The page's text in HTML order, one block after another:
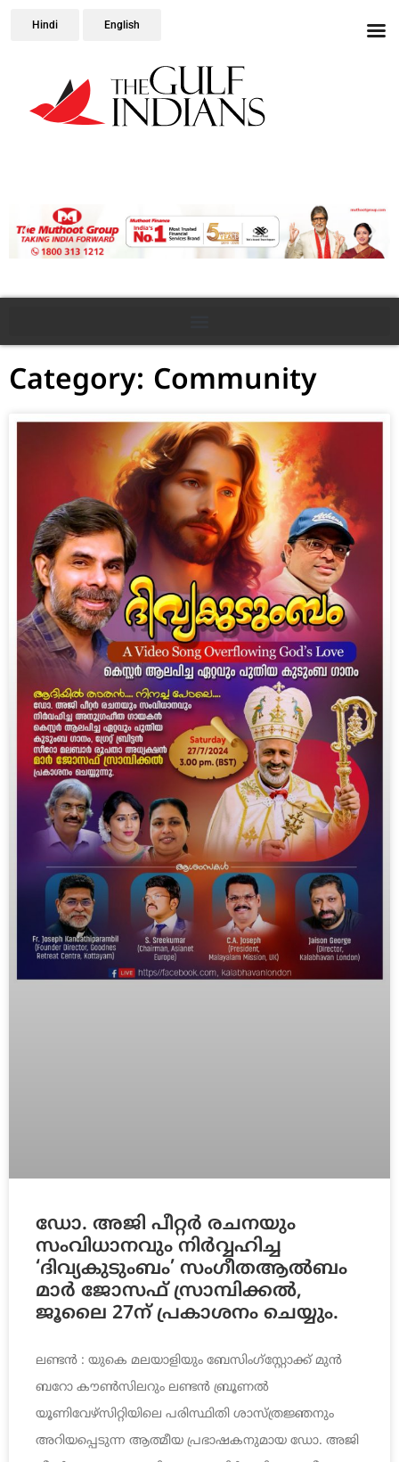
Hindi English
Category: Community
ഡോ. അജി പീറ്റര്‍ രചനയും
സംവിധാനവും നിര്‍വ്വഹിച്ച
‘ദിവ്യകുടുംബം’ സംഗീതആല്‍ബം
മാര്‍ ജോസഫ് സ്രാമ്പിക്കല്‍,
ജൂലൈ 27ന് പ്രകാശനം ചെയ്യും.
ലണ്ടൻ : യുകെ മലയാളിയും ബേസിംഗ്‌സ്റ്റോക്ക് മുന്‍
ബറോ കൗണ്‍സിലറും ലണ്ടന്‍ ബ്രൂണല്‍
യൂണിവേഴ്‌സിറ്റിയിലെ പരിസ്ഥിതി ശാസ്ത്രജ്ഞനും
അറിയപ്പെടുന്ന ആത്മീയ പ്രഭാഷകനുമായ ഡോ. അജി